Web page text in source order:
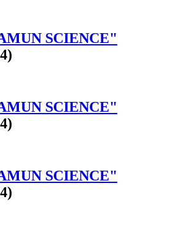
SCIENCE"
SCIENCE"
SCIENCE"